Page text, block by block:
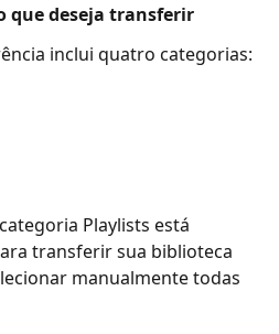
que deseja transferir
inclui quatro categorias:
Playlists está
transferir sua biblioteca
manualmente todas